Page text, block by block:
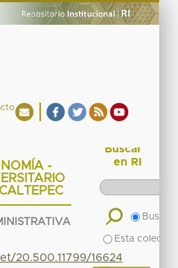
-
20.500.11799/16624
Buscar
en RI
Buscar
Esta